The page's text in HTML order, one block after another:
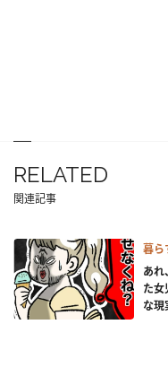
RELATED
関連記事
暮ら
あ
た女
な現